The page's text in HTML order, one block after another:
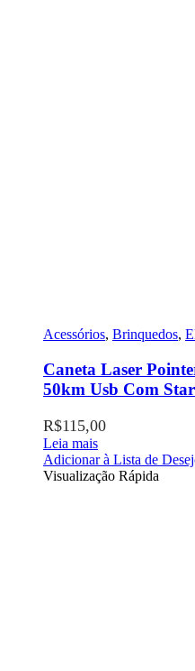
Acessórios, Brinquedos,
Caneta Laser
50km Usb Com
R$115,00
Leia mais
Adicionar à Lista de
Visualização Rápida